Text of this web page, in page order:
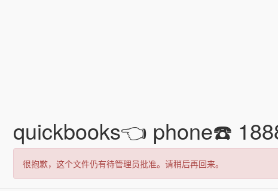
quickbooks👈 phone☎️
很抱歉，这个文件仍有待管理员批准。请稍后再回来。